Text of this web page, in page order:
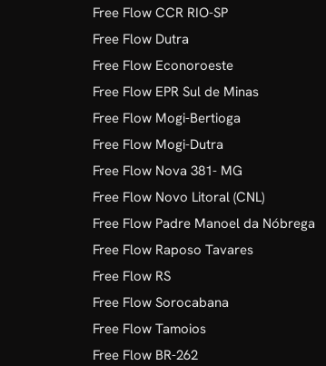
Free Flow CCR RIO-SP
Free Flow Dutra
Free Flow Econoroeste
Free Flow EPR Sul de Minas
Free Flow Mogi-Bertioga
Free Flow Mogi-Dutra
Free Flow Nova 381- MG
Free Flow Novo Litoral (CNL)
Free Flow Padre Manoel da Nóbrega
Free Flow Raposo Tavares
Free Flow RS
Free Flow Sorocabana
Free Flow Tamoios
Free Flow BR-262